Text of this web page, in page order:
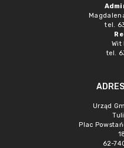
tel.
Wit
tel.
Urząd
Plac
62-